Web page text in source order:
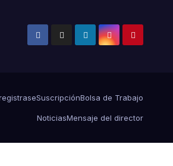
SuscripciónBolsa de Trabajo
NoticiasMensaje del director